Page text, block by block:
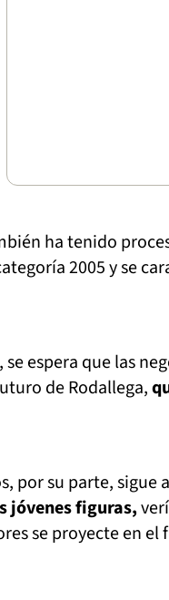
ha tenido
2005 y se
se espera que las
de Rodallega,
por su parte, sigue
jóvenes figuras,
se proyecte en